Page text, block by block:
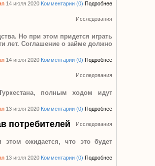
14 июля 2020 Комментарии (0) Подробнее
Исследования
Но при этом придется играть
лет. Соглашение о займе должно
14 июля 2020 Комментарии (0) Подробнее
Исследования
полным ходом идут
13 июля 2020 Комментарии (0) Подробнее
потребителей Исследования
этом ожидается, что это будет
13 июля 2020 Комментарии (0) Подробнее